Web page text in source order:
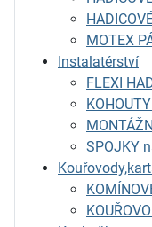
MOTEX
Instalatérství
FLEXI
SPOJKY